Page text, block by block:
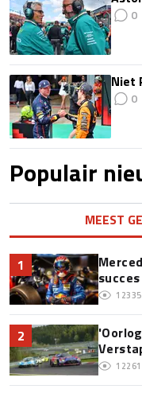
0
Niet
0
Populair
MEEST
1
succes
12335
2
12261